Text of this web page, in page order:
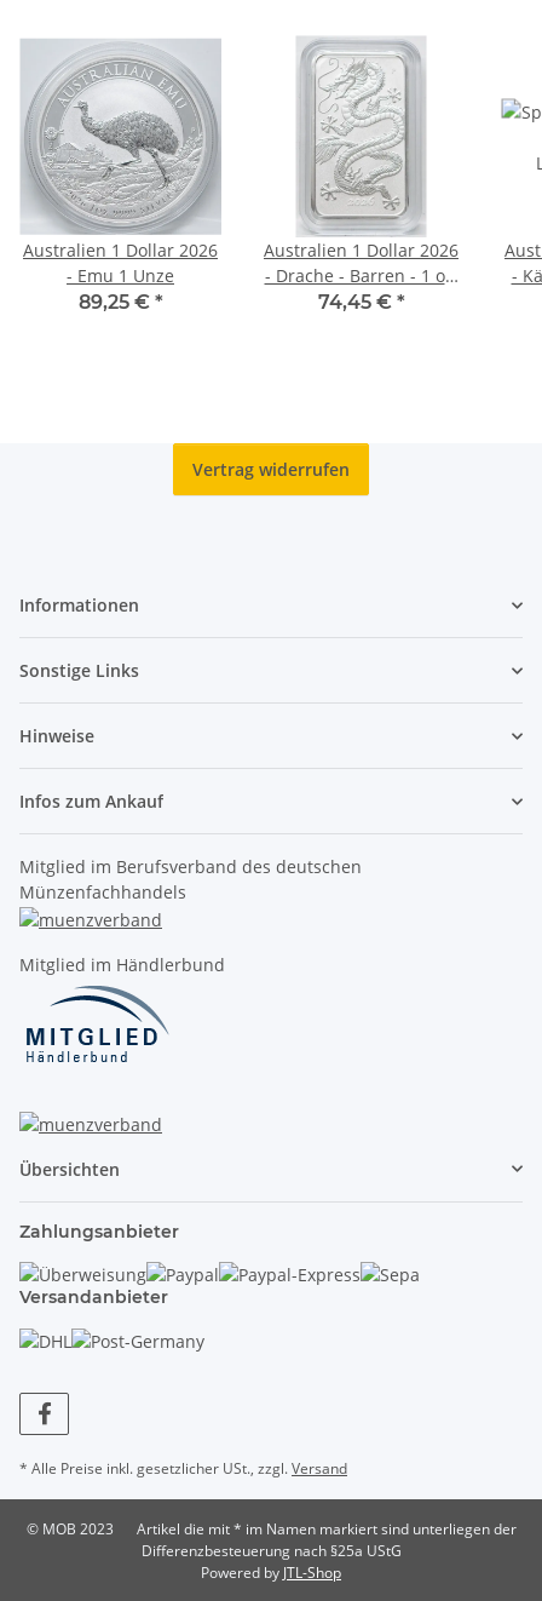
Australien 1 Dollar 2026
- Emu 1 Unze
89,25 € *
Australien 1 Dollar 2026
- Drache - Barren - 1 oz.
- Rectangular Dragon
74,45 € *
-
Vertrag widerrufen
Informationen
Sonstige Links
Hinweise
Infos zum Ankauf
Mitglied im Berufsverband des deutschen
Münzenfachhandels
Mitglied im Händlerbund
Übersichten
Zahlungsanbieter
Versandanbieter
* Alle Preise inkl. gesetzlicher USt., zzgl.Versand
© MOB 2023
Artikel die mit * im Namen markiert sind unterliegen der
Differenzbesteuerung nach §25a UStG
Powered by JTL-Shop